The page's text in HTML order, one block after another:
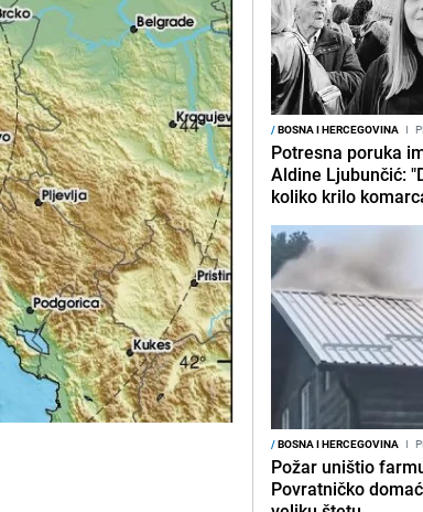
/BOSNA I HERCEGOVINA I
Potresna poruka
Aldine Ljubunčić:
koliko krilo
/BOSNA I HERCEGOVINA I
Požar uništio
Povratničko